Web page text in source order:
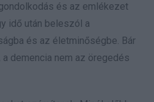
és az emlékezet
idő után beleszól a
és az életminőségbe. Bár
demencia nem az öregedés